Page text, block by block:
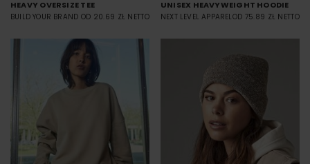
HEAVY OVERSIZE TEE
BUILD YOUR BRAND OD 20.69 ZŁ NETTO
UNISEX HEAVYWEIGHT HOODIE
NEXT LEVEL APPARELOD 75.89 ZŁ NETTO